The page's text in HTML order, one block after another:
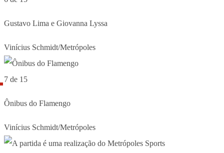
Gustavo Lima e Giovanna Lyssa
Vinícius Schmidt/Metrópoles
7 de 15
Ônibus do Flamengo
Vinícius Schmidt/Metrópoles